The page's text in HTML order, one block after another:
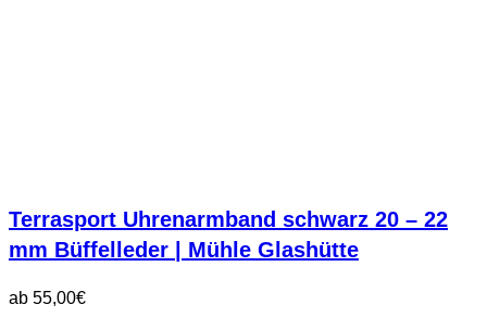
Terrasport Uhrenarmband schwarz 20 – 22
mm Büffelleder | Mühle Glashütte
ab 55,00€